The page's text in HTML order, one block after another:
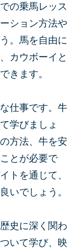
の乗馬レッス
ション方法や
。馬を自由に
カウボーイと
きます。
仕事です。牛
学びましょ
方法、牛を安
とが必要で
トを通じて、
いでしょう。
史に深く関わ
いて学び、映